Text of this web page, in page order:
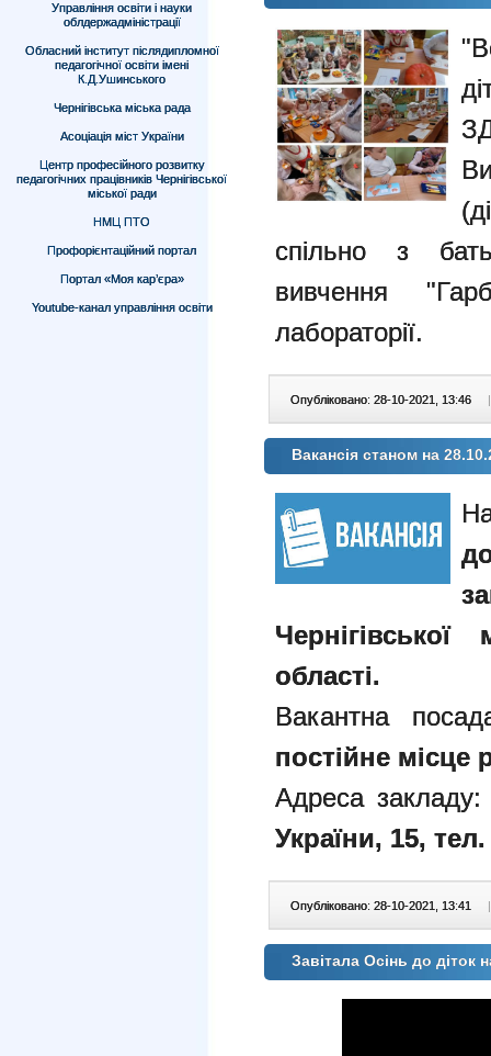
Управління освіти і науки
облдержадміністрації
Обласний інститут післядипломної
педагогічної освіти імені
К.Д.Ушинського
Чернігівська міська рада
Асоціація міст України
Центр професійного розвитку
педагогічних працівників Чернігівської
міської ради
НМЦ ПТО
Профорієнтаційний портал
Портал «Моя кар’єра»
Youtube-канал управління освіти
спільно з
вивчення
лабораторії.
Опубліковано: 28-10-2021, 13:46 |
Вакансія станом на
Чернігівської
області.
Вакантна
постійне місце
Адреса
України, 15,
Опубліковано: 28-10-2021, 13:41 |
Завітала Осінь до